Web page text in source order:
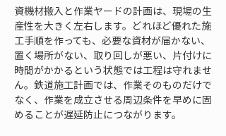
資機材搬入と作業ヤードの計画は、現場の生
産性を大きく左右します。どれほど優れた施
工手順を作っても、必要な資材が届かない、
置く場所がない、取り回しが悪い、片付けに
時間がかかるという状態では工程は守れませ
ん。鉄道施工計画では、作業そのものだけで
なく、作業を成立させる周辺条件を早めに固
めることが遅延防止につながります。